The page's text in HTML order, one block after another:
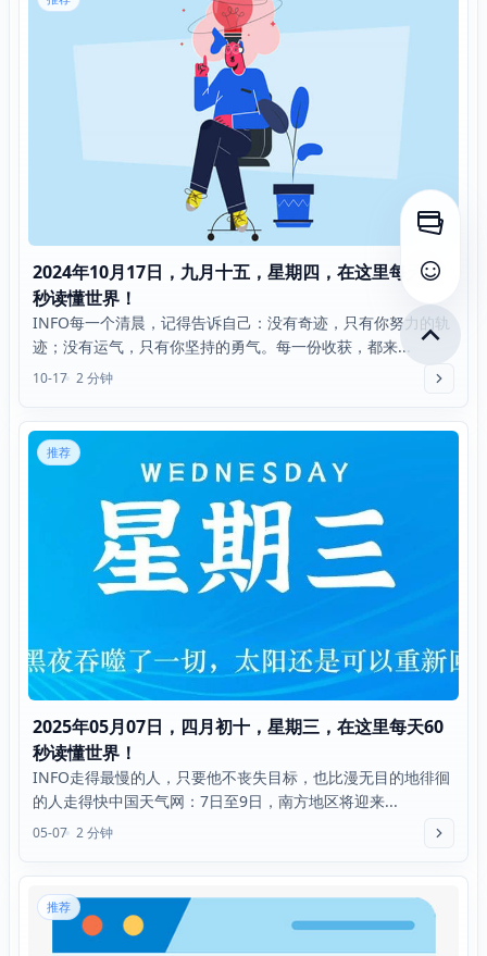
2024年10月17日，九月十五，星期四，在这里每天60
秒读懂世界！
INFO每一个清晨，记得告诉自己：没有奇迹，只有你努力的轨
迹；没有运气，只有你坚持的勇气。每一份收获，都来...
10-17 2 分钟
推荐
2025年05月07日，四月初十，星期三，在这里每天60
秒读懂世界！
INFO走得最慢的人，只要他不丧失目标，也比漫无目的地徘徊
的人走得快中国天气网：7日至9日，南方地区将迎来...
05-07 2 分钟
推荐
打开侧
查看评